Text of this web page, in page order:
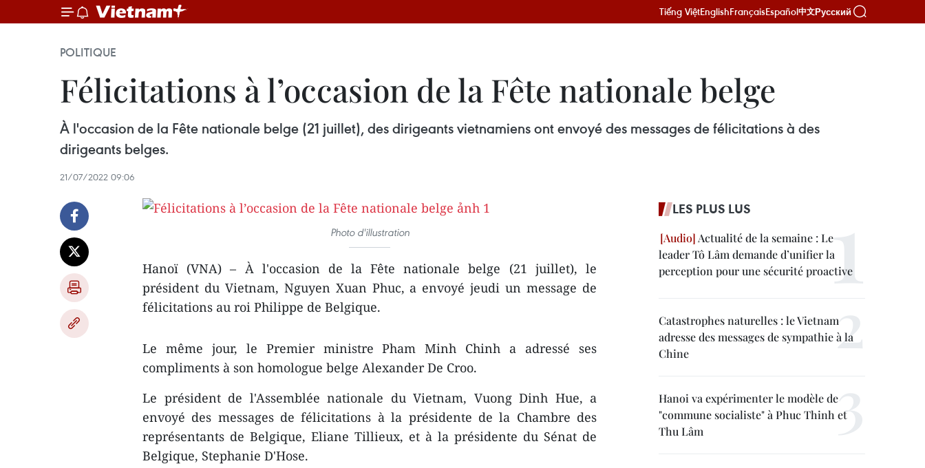
Tiếng ViệtEnglishFrançaisEspañol中文Русский
POLITIQUE
Félicitations à l’occasion de la Fête nationale belge
À l'occasion de la Fête nationale belge (21 juillet), des dirigeants vietnamiens ont envoyé des messages de félicitations à des
dirigeants belges.
21/07/2022 09:06
Photo d'illustration
Hanoï (VNA) – À l'occasion de la Fête nationale belge (21 juillet), le
président du Vietnam, Nguyen Xuan Phuc, a envoyé jeudi un message de
félicitations au roi Philippe de Belgique.
Le même jour, le Premier ministre Pham Minh Chinh a adressé ses
compliments à son homologue belge Alexander De Croo.
Le président de l'Assemblée nationale du Vietnam, Vuong Dinh Hue, a
envoyé des messages de félicitations à la présidente de la Chambre des
représentants de Belgique, Eliane Tillieux, et à la présidente du Sénat de
Belgique, Stephanie D'Hose.
LES PLUS LUS
Actualité de la semaine : Le
leader Tô Lâm demande d’unifier la
perception pour une sécurité proactive
Catastrophes naturelles : le Vietnam
adresse des messages de sympathie à la
Chine
Hanoi va expérimenter le modèle de
"commune socialiste" à Phuc Thinh et
Thu Lâm